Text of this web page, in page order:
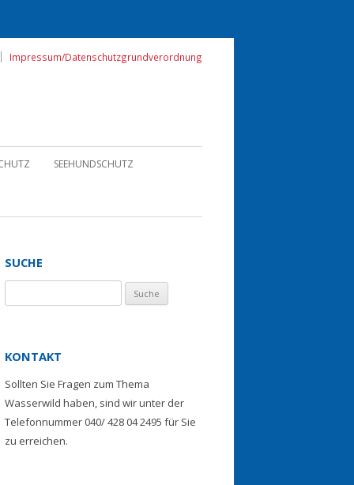
Impressum/Datenschutzgrundverordnung
SEEHUNDSCHUTZ
SUCHE
KONTAKT
Sollten Sie Fragen zum Thema
Wasserwild haben, sind wir unter der
Telefonnummer 040/ 428 04 2495 für Sie
zu erreichen.